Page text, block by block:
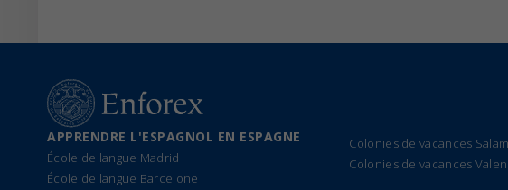
APPRENDRE L'ESPAGNOL EN ESPAGNE
École de langue Madrid
École de langue Barcelone
Colonies de vacances
Colonies de vacances